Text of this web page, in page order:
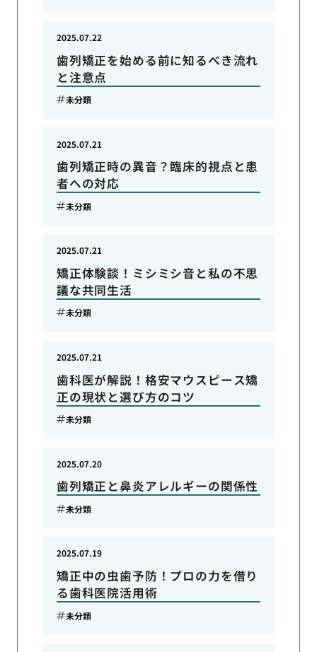
歯列矯正を始める前に知るべき流れ
と注意点
2025.07.22
未分類
歯列矯正時の異音？臨床的視点と患
者への対応
2025.07.21
未分類
矯正体験談！ミシミシ音と私の不思
議な共同生活
2025.07.21
未分類
歯科医が解説！格安マウスピース矯
正の現状と選び方のコツ
2025.07.21
未分類
歯列矯正と鼻炎アレルギーの関係性
2025.07.20
未分類
矯正中の虫歯予防！プロの力を借り
る歯科医院活用術
2025.07.19
未分類